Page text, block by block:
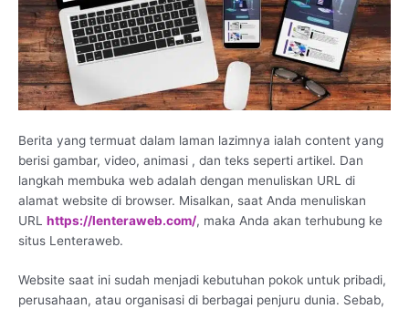
Berita yang termuat dalam laman lazimnya ialah content yang
berisi gambar, video, animasi , dan teks seperti artikel. Dan
langkah membuka web adalah dengan menuliskan URL di
alamat website di browser. Misalkan, saat Anda menuliskan
URL https://lenteraweb.com/, maka Anda akan terhubung ke
situs Lenteraweb.
Website saat ini sudah menjadi kebutuhan pokok untuk pribadi,
perusahaan, atau organisasi di berbagai penjuru dunia. Sebab,